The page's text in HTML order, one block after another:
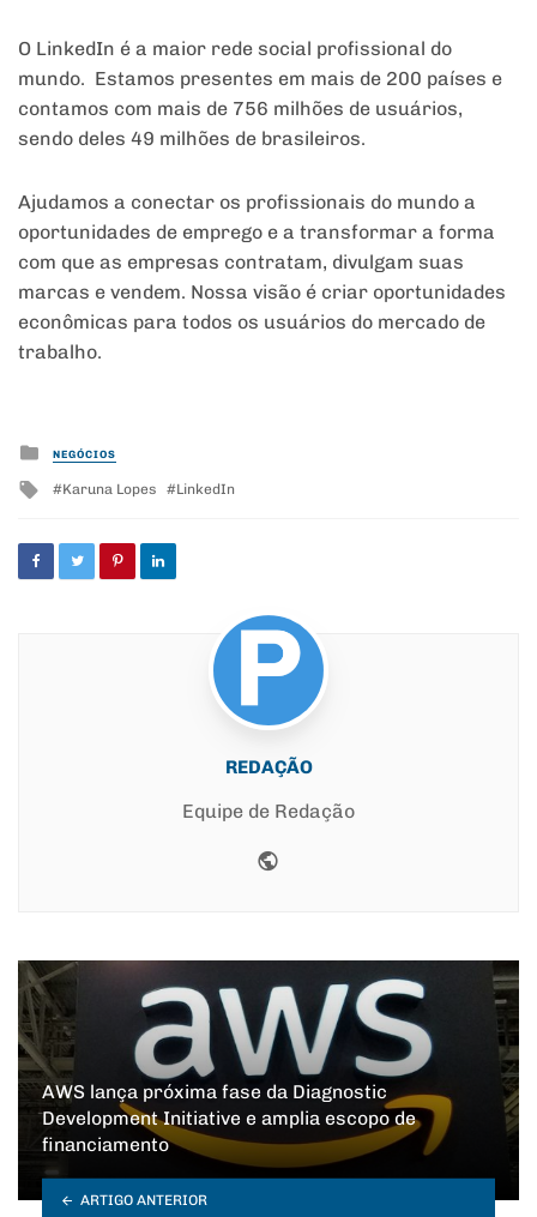
O LinkedIn é a maior rede social profissional do
mundo. Estamos presentes em mais de 200 países e
contamos com mais de 756 milhões de usuários,
sendo deles 49 milhões de brasileiros.
Ajudamos a conectar os profissionais do mundo a
oportunidades de emprego e a transformar a forma
com que as empresas contratam, divulgam suas
marcas e vendem. Nossa visão é criar oportunidades
econômicas para todos os usuários do mercado de
trabalho.
Posted
in
NEGÓCIOS
Tagged
Karuna Lopes LinkedIn
REDAÇÃO
Equipe de Redação
AWS lança próxima fase da Diagnostic
Development Initiative e amplia escopo de
financiamento
ARTIGO ANTERIOR